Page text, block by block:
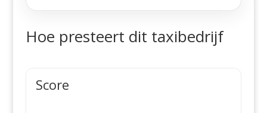
Hoe presteert dit taxibedrijf
Score